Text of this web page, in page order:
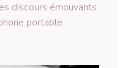
discours émouvants
portable